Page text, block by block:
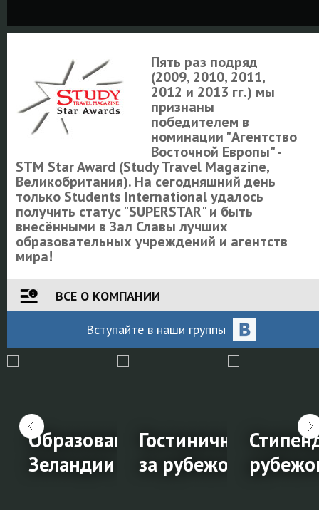
Пять раз подряд
(2009, 2010, 2011,
2012 и 2013 гг.) мы
признаны
победителем в
номинации "Агентство
Восточной Европы" -
STM Star Award (Study Travel Magazine,
Великобритания). На сегодняшний день
только Students International удалось
получить статус "SUPERSTAR" и быть
внесёнными в Зал Славы лучших
образовательных учреждений и агентств
мира!
ВСЕ О КОМПАНИИ
Вступайте в наши группы
городе!
Образование в Новой
Зеландии
Гостиничный
за рубежом